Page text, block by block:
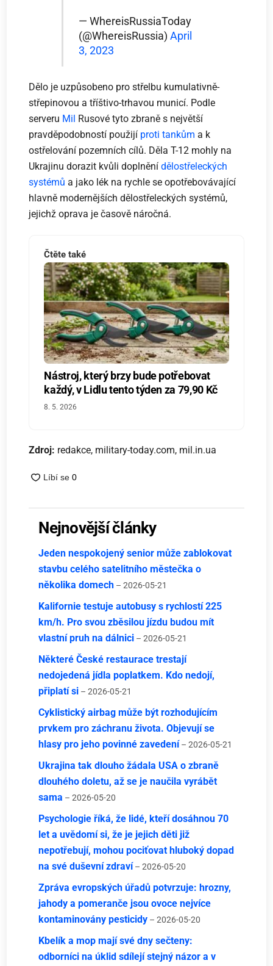
— WhereisRussiaToday
(@WhereisRussia) April
3, 2023
Dělo je uzpůsobeno pro střelbu kumulativně-
střepinovou a tříštivo-trhavou municí. Podle
serveru Mil Rusové tyto zbraně s největší
pravděpodobností použijí proti tankům a k
ostřelování pozemních cílů. Děla T-12 mohly na
Ukrajinu dorazit kvůli doplněnídělostřeleckých
systémů a jako lék na rychle se opotřebovávající
hlavně modernějších dělostřeleckých systémů,
jejichž oprava je časově náročná.
Čtěte také
Nástroj, který brzy bude potřebovat
každý, v Lidlu tento týden za 79,90 Kč
8. 5. 2026
Zdroj: redakce, military-today.com, mil.in.ua
Nejnovější články
Jeden nespokojený senior může zablokovat
stavbu celého satelitního městečka o
několika domech – 2026-05-21
Kalifornie testuje autobusy s rychlostí 225
km/h. Pro svou zběsilou jízdu budou mít
vlastní pruh na dálnici – 2026-05-21
Některé České restaurace trestají
nedojedená jídla poplatkem. Kdo nedojí,
připlatí si – 2026-05-21
Cyklistický airbag může být rozhodujícím
prvkem pro záchranu života. Objevují se
hlasy pro jeho povinné zavedení – 2026-05-21
Ukrajina tak dlouho žádala USA o zbraně
dlouhého doletu, až se je naučila vyrábět
sama – 2026-05-20
Psychologie říká, že lidé, kteří dosáhnou 70
let a uvědomí si, že je jejich děti již
nepotřebují, mohou pociťovat hluboký dopad
na své duševní zdraví – 2026-05-20
Zpráva evropských úřadů potvrzuje: hrozny,
jahody a pomeranče jsou ovoce nejvíce
kontaminovány pesticidy – 2026-05-20
Kbelík a mop mají své dny sečteny:
odborníci na úklid sdílejí stejný názor a v